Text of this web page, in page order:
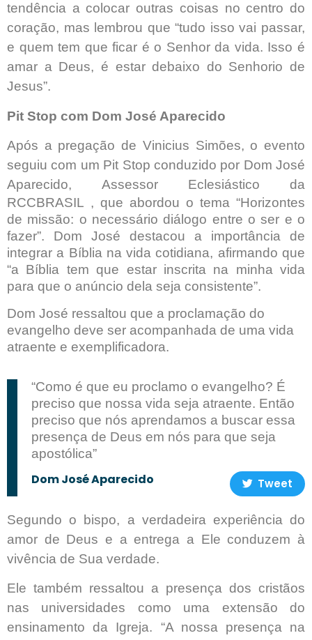
tendência a colocar outras coisas no centro do
coração, mas lembrou que “tudo isso vai passar,
e quem tem que ficar é o Senhor da vida. Isso é
amar a Deus, é estar debaixo do Senhorio de
Jesus”.
Pit Stop com Dom José Aparecido
Após a pregação de Vinicius Simões, o evento
seguiu com um Pit Stop conduzido por Dom José
Aparecido, Assessor Eclesiástico da
RCCBRASIL , que abordou o tema “Horizontes
de missão: o necessário diálogo entre o ser e o
fazer”. Dom José destacou a importância de
integrar a Bíblia na vida cotidiana, afirmando que
“a Bíblia tem que estar inscrita na minha vida
para que o anúncio dela seja consistente”.
Dom José ressaltou que a proclamação do
evangelho deve ser acompanhada de uma vida
atraente e exemplificadora.
“Como é que eu proclamo o evangelho? É
preciso que nossa vida seja atraente. Então
preciso que nós aprendamos a buscar essa
presença de Deus em nós para que seja
apostólica”
Dom José Aparecido Tweet
Segundo o bispo, a verdadeira experiência do
amor de Deus e a entrega a Ele conduzem à
vivência de Sua verdade.
Ele também ressaltou a presença dos cristãos
nas universidades como uma extensão do
ensinamento da Igreja. “A nossa presença na